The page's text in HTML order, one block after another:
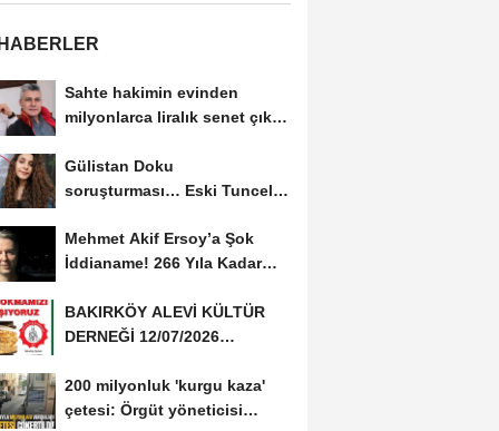
Sahte hakimin evinden
milyonlarca liralık senet çıktı:
Gülistan Doku
soruşturması… Eski Tunceli
Mehmet Akif Ersoy’a Şok
İddianame! 266 Yıla Kadar
BAKIRKÖY ALEVİ KÜLTÜR
DERNEĞİ 12/07/2026
DAVETİNE...
200 milyonluk 'kurgu kaza'
çetesi: Örgüt yöneticisi